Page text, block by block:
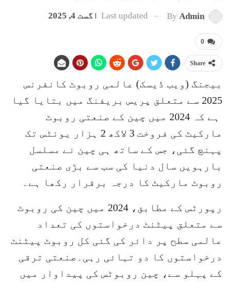
By Admin
Last updated اگست 4, 2025
0
Share
بیجنگ (ویب ڈیسک) عالمی روبوٹ کانفرنس
2025 سے متعلق پریس بریفنگ میں بتایا گیا
ہے کہ 2024 میں چین کے صنعتی روبوٹ
مارکیٹ کی فروخت 3 لاکھ 2 ہزار یونٹس تک
پہنچ گئی، جس کے ساتھ ہی چین نے مسلسل
بارہویں سال دنیا کی سب سے بڑی صنعتی
روبوٹ مارکیٹ کا درجہ برقرار رکھا ہے۔
رپورٹس کے مطابق، 2024 میں چین کی روبوٹ
سے متعلق پیٹنٹ درخواستوں کی تعداد
عالمی سطح پر دائر کی گئی کل روبوٹ پیٹنٹ
درخواستوں کا دو تہائی رہی۔صنعتی ترقی
کے پہلو سے، چین روبوٹس کی پیداوار میں